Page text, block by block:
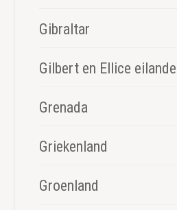
Gibraltar
Gilbert en Ellice
Grenada
Griekenland
Groenland